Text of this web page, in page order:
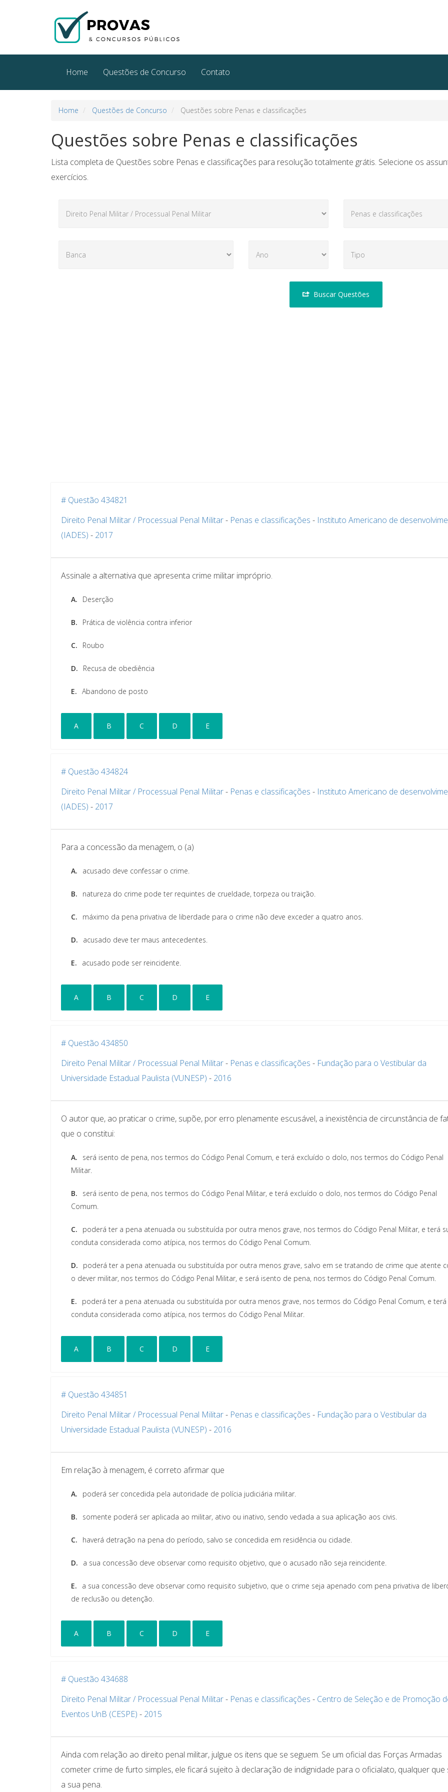
Home Questões de Concurso Contato
Home Questões de Concurso Questões sobre Penas e classificações
Questões sobre Penas e classificações
Lista completa de Questões sobre Penas e classificações para resolução totalmente grátis. Selecione os
exercícios.
Buscar Questões
# Questão 434821
Direito Penal Militar / Processual Penal Militar- Penas e classificações - Instituto Americano de
(IADES) - 2017
Assinale a alternativa que apresenta crime militar impróprio.
A. Deserção
B. Prática de violência contra inferior
C. Roubo
D. Recusa de obediência
E. Abandono de posto
A B C D E
# Questão 434824
Direito Penal Militar / Processual Penal Militar- Penas e classificações - Instituto Americano de
(IADES) - 2017
Para a concessão da menagem, o (a)
A. acusado deve confessar o crime.
B. natureza do crime pode ter requintes de crueldade, torpeza ou traição.
C. máximo da pena privativa de liberdade para o crime não deve exceder a quatro anos.
D. acusado deve ter maus antecedentes.
E. acusado pode ser reincidente.
A B C D E
# Questão 434850
Direito Penal Militar / Processual Penal Militar- Penas e classificações - Fundação para o Vestibular da
Universidade Estadual Paulista (VUNESP) - 2016
O autor que, ao praticar o crime, supõe, por erro plenamente escusável, a inexistência de circunstância de
que o constitui:
A.
será isento de pena, nos termos do Código Penal Comum, e terá excluído o dolo, nos termos do Código Penal
Militar.
B.
será isento de pena, nos termos do Código Penal Militar, e terá excluído o dolo, nos termos do Código Penal
Comum.
C.
poderá ter a pena atenuada ou substituída por outra menos grave, nos termos do Código Penal Militar, e terá
conduta considerada como atípica, nos termos do Código Penal Comum.
D.
poderá ter a pena atenuada ou substituída por outra menos grave, salvo em se tratando de crime que atente
o dever militar, nos termos do Código Penal Militar, e será isento de pena, nos termos do Código Penal Comum.
E.
poderá ter a pena atenuada ou substituída por outra menos grave, nos termos do Código Penal Comum, e terá
conduta considerada como atípica, nos termos do Código Penal Militar.
A B C D E
# Questão 434851
Direito Penal Militar / Processual Penal Militar- Penas e classificações - Fundação para o Vestibular da
Universidade Estadual Paulista (VUNESP) - 2016
Em relação à menagem, é correto afirmar que
A. poderá ser concedida pela autoridade de polícia judiciária militar.
B. somente poderá ser aplicada ao militar, ativo ou inativo, sendo vedada a sua aplicação aos civis.
C. haverá detração na pena do período, salvo se concedida em residência ou cidade.
D. a sua concessão deve observar como requisito objetivo, que o acusado não seja reincidente.
E.
a sua concessão deve observar como requisito subjetivo, que o crime seja apenado com pena privativa de
de reclusão ou detenção.
A B C D E
# Questão 434688
Direito Penal Militar / Processual Penal Militar- Penas e classificações - Centro de Seleção e de Promoção
Eventos UnB (CESPE) - 2015
Ainda com relação ao direito penal militar, julgue os itens que se seguem. Se um oficial das Forças Armadas
cometer crime de furto simples, ele ficará sujeito à declaração de indignidade para o oficialato, qualquer que
a sua pena.